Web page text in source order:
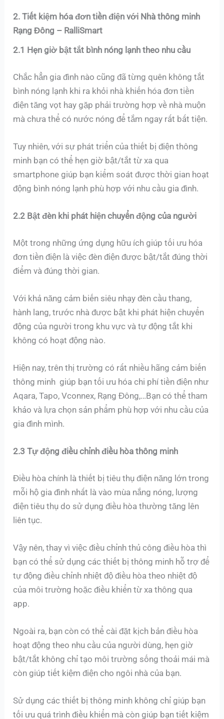
2. Tiết kiệm hóa đơn tiền điện với Nhà thông minh
Rạng Đông – RalliSmart
2.1 Hẹn giờ bật tắt bình nóng lạnh theo nhu cầu
Chắc hẳn gia đình nào cũng đã từng quên không tắt
bình nóng lạnh khi ra khỏi nhà khiến hóa đơn tiền
điện tăng vọt hay gặp phải trường hợp về nhà muộn
mà chưa thể có nước nóng để tắm ngay rất bất tiện.
Tuy nhiên, với sự phát triển của thiết bị điện thông
minh bạn có thể hẹn giờ bật/tắt từ xa qua
smartphone giúp bạn kiểm soát được thời gian hoạt
động bình nóng lạnh phù hợp với nhu cầu gia đình.
2.2 Bật đèn khi phát hiện chuyển động của người
Một trong những ứng dụng hữu ích giúp tối ưu hóa
đơn tiền điện là việc đèn điện được bật/tắt đúng thời
điểm và đúng thời gian.
Với khả năng cảm biến siêu nhạy đèn cầu thang,
hành lang, trước nhà được bật khi phát hiện chuyển
động của người trong khu vực và tự động tắt khi
không có hoạt động nào.
Hiện nay, trên thị trường có rất nhiều hãng cảm biến
thông minh giúp bạn tối ưu hóa chi phí tiền điện như
Aqara, Tapo, Vconnex, Rạng Đông,…Bạn có thể tham
khảo và lựa chọn sản phẩm phù hợp với nhu cầu của
gia đình mình.
2.3 Tự động điều chỉnh điều hòa thông minh
Điều hòa chính là thiết bị tiêu thụ điện năng lớn trong
mỗi hộ gia đình nhất là vào mùa nắng nóng, lượng
điện tiêu thụ do sử dụng điều hòa thường tăng lên
liên tục.
Vậy nên, thay vì việc điều chỉnh thủ công điều hòa thì
bạn có thể sử dụng các thiết bị thông minh hỗ trợ để
tự động điều chỉnh nhiệt độ điều hòa theo nhiệt độ
của môi trường hoặc điều khiển từ xa thông qua
app.
Ngoài ra, bạn còn có thể cài đặt kịch bản điều hòa
hoạt động theo nhu cầu của người dùng, hẹn giờ
bật/tắt không chỉ tạo môi trường sống thoải mái mà
còn giúp tiết kiệm điện cho ngôi nhà của bạn.
Sử dụng các thiết bị thông minh không chỉ giúp bạn
tối ưu quá trình điều khiển mà còn giúp bạn tiết kiệm